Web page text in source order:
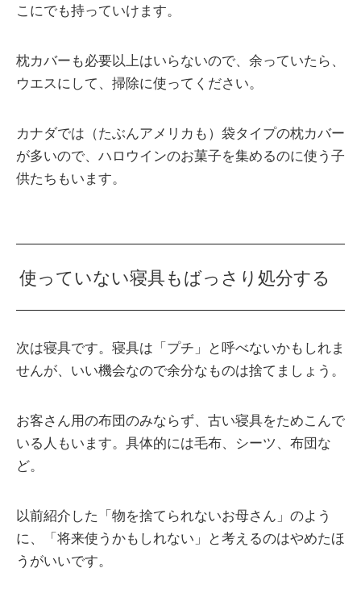
こにでも持っていけます。
枕カバーも必要以上はいらないので、余っていたら、
ウエスにして、掃除に使ってください。
カナダでは（たぶんアメリカも）袋タイプの枕カバー
が多いので、ハロウインのお菓子を集めるのに使う子
供たちもいます。
使っていない寝具もばっさり処分する
次は寝具です。寝具は「プチ」と呼べないかもしれま
せんが、いい機会なので余分なものは捨てましょう。
お客さん用の布団のみならず、古い寝具をためこんで
いる人もいます。具体的には毛布、シーツ、布団な
ど。
以前紹介した「物を捨てられないお母さん」のよう
に、「将来使うかもしれない」と考えるのはやめたほ
うがいいです。